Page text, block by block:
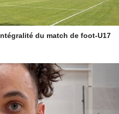
du match de foot-U17